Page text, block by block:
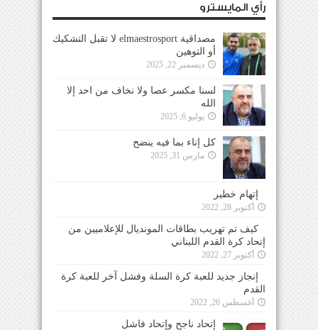
رأي المايسترو
مصداقية elmaestrosport لا تقبل التشكيك
أو التوهين
ديسمبر 22, 2025
لسنا مكسر عصا ولا نخاف من احد إلا
الله
يوليو 6, 2025
كل إناء بما فيه ينضح
مارس 31, 2025
إتهام خطير
أكتوبر 28, 2022
كيف تم تهريب بطاقات المونديال للإعلاميين من
إتحاد كرة القدم اللبناني
أكتوبر 27, 2022
إنجاز جديد للعبة كرة السلة وفشل آخر للعبة كرة
القدم
أغسطس 26, 2022
إتحاد ناجح وإتحاد فاشل